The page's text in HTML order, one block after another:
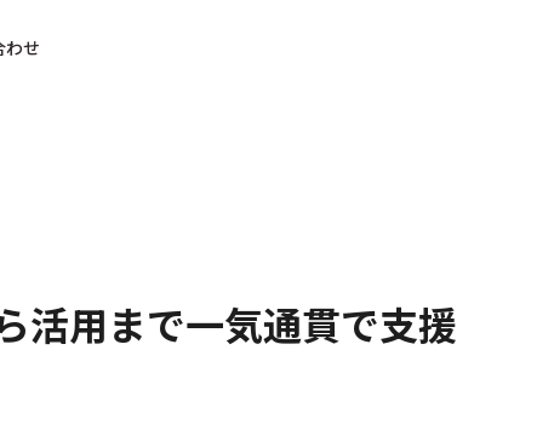
わせ
活用まで一気通貫で支援